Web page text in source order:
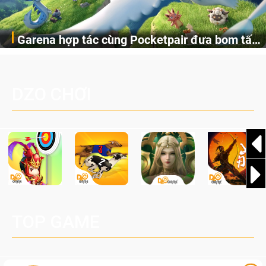
Garena hợp tác cùng Pocketpair đưa bom tấn